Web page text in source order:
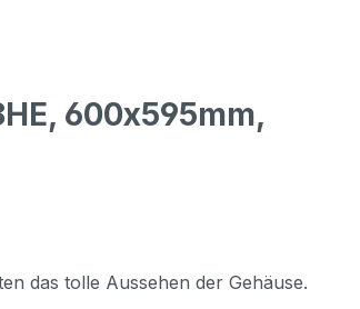
600x595mm,
das tolle Aussehen der Gehäuse.